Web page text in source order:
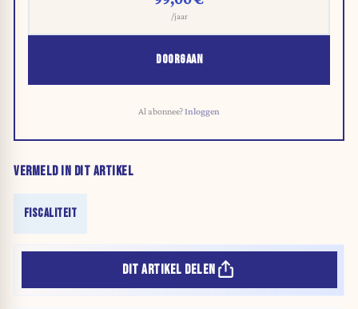
/jaar
DOORGAAN
Al abonnee?Inloggen
VERMELD IN DIT ARTIKEL
FISCALITEIT
DIT ARTIKEL DELEN